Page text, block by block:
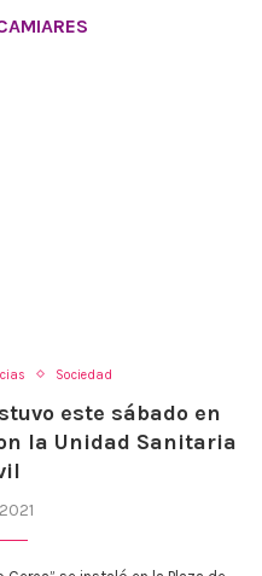
Sociedad
este sábado en
la Unidad Sanitaria